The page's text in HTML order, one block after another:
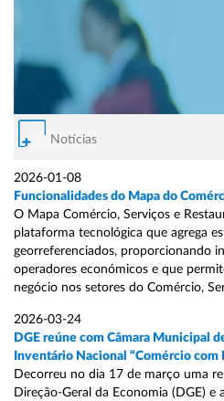
Notícias
2026-01-08
Funcionalidades do Mapa do
O Mapa Comércio, Serviços e
plataforma tecnológica que agrega
georreferenciados, proporcionando
operadores económicos e que
negócio nos setores do Comércio,
2026-03-24
DGE reúne com Câmara Municipal
Inventário Nacional “Comércio com
Decorreu no dia 17 de março uma
Direção-Geral da Economia (DGE) e